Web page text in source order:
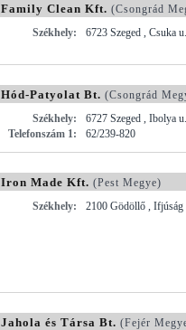
Family Clean Kft. (Csongrád
Székhely:
6723 Szeged , Csuka
Hód-Patyolat Bt. (Csongrád
Székhely:
6727 Szeged , Ibolya
Telefonszám 1:
62/239-820
Iron Made Kft. (Pest Megye)
Székhely:
2100 Gödöllő , Ifjúság
Jahola és Társa Bt. (Fejér